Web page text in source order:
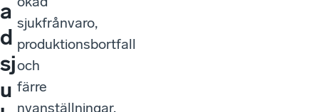
a
d
sj
u
sjukfrånvaro,
produktionsbortfall
och
färre
nyanställningar.